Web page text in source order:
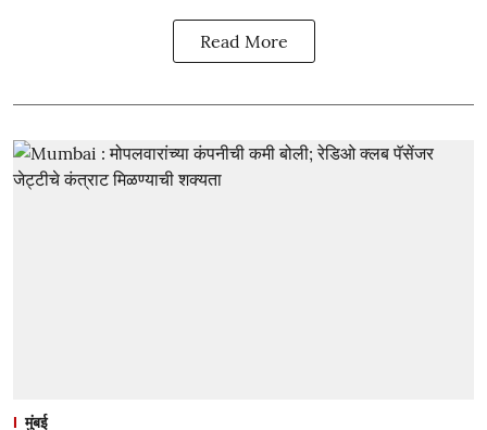
Read More
मुंबई